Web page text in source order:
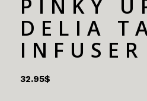
PINKY
DELIA
INFUSER
32.95$